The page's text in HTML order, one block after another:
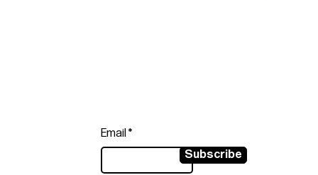
Email
Subscribe